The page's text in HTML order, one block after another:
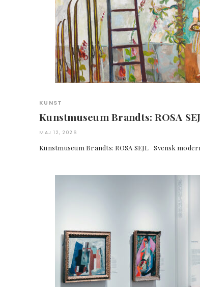
KUNST
Kunstmuseum Brandts: ROSA
MAJ 12, 2026
Kunstmuseum Brandts: ROSA SEJL Svensk